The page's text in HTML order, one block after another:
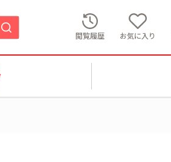
閲覧履歴
お気に入り